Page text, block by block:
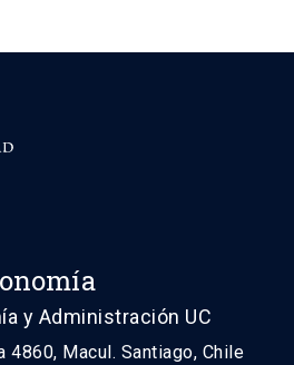
y Administración UC
4860, Macul. Santiago, Chile